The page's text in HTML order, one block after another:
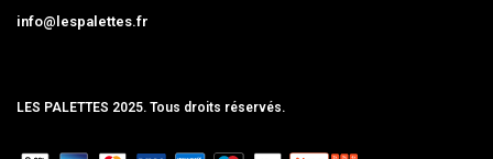
info@lespalettes.fr
LES PALETTES 2025. Tous droits réservés.